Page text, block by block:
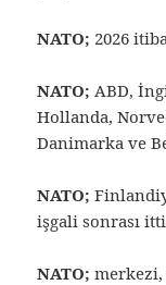
NATO; 2026
NATO; ABD,
Hollanda,
Danimarka ve
NATO;
işgali sonrası
NATO;merkezi,